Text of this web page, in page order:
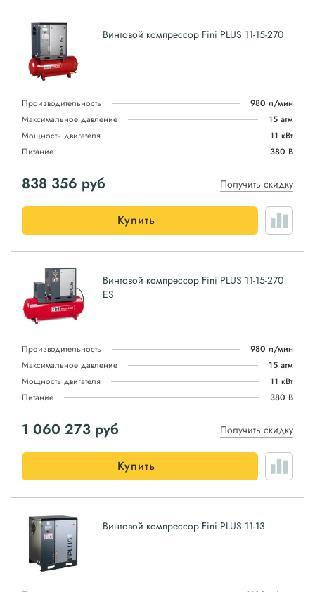
Винтовой компрессор Fini PLUS 11-15-270
Производительность
980 л/мин
Максимальное давление
15 атм
Мощность двигателя
11 кВт
Питание
380 В
838 356 руб Получить скидку
Купить
Винтовой компрессор Fini PLUS 11-15-270
ES
Производительность
980 л/мин
Максимальное давление
15 атм
Мощность двигателя
11 кВт
Питание
380 В
1 060 273 руб Получить скидку
Купить
Винтовой компрессор Fini PLUS 11-13